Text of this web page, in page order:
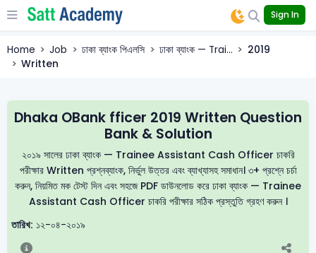
Sign In
Home Job ঢাকা ব্যাংক পিএলসি ঢাকা ব্যাংক — Trai...
2019
Written
Dhaka OBank fficer 2019 Written Question
Bank & Solution
২০১৯ সালের ঢাকা ব্যাংক — Trainee Assistant Cash Officer চাকরি
পরীক্ষার Written প্রশ্নব্যাংক, নির্ভুল উত্তর এবং ব্যাখ্যাসহ সমাধান। ৩+ প্রশ্নে চর্চা
করুন, নিয়মিত মক টেস্ট দিন এবং সহজে PDF ডাউনলোড করে ঢাকা ব্যাংক — Trainee
Assistant Cash Officer চাকরি পরীক্ষার সঠিক প্রস্তুতি গ্রহণ করুন ।
তারিখ: ১২-০৪-২০১৯